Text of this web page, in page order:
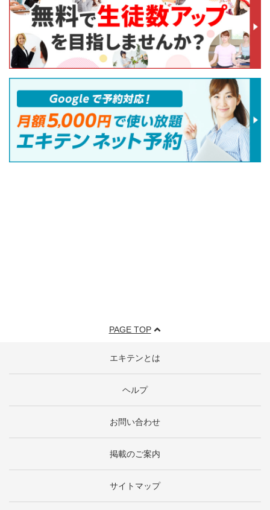
PAGE TOP
エキテンとは
ヘルプ
お問い合わせ
掲載のご案内
サイトマップ